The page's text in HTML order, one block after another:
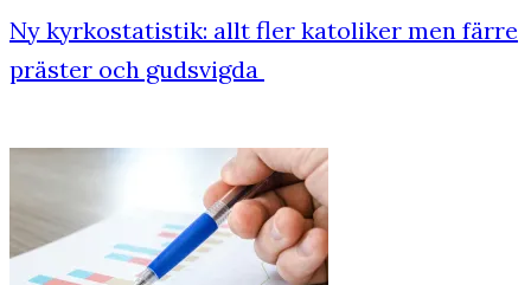
Ny kyrkostatistik: allt fler katoliker men färre
präster och gudsvigda